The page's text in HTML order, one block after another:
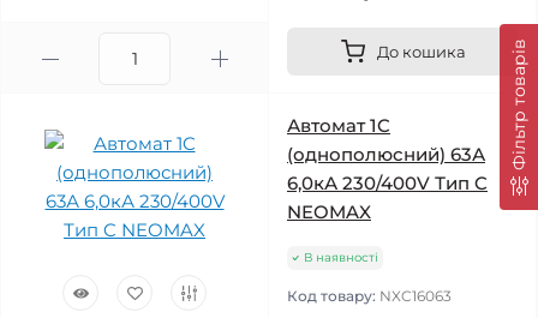
Фільтр товарів
До кошика
Автомат 1C
(однополюсний) 63А
6,0кА 230/400V Тип C
NEOMAX
В наявності
Код товару: NXC16063